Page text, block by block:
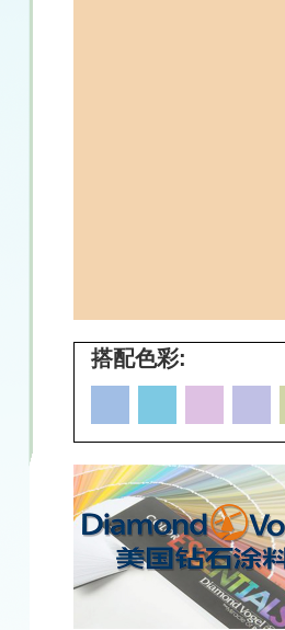
搭配色彩: